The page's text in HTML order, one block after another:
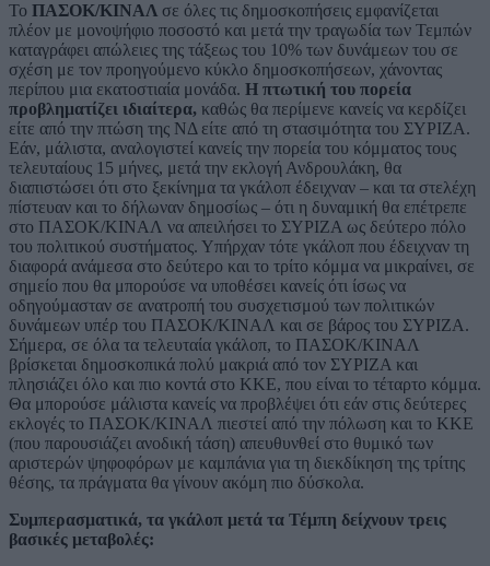
Το ΠΑΣΟΚ/ΚΙΝΑΛ σε όλες τις δημοσκοπήσεις εμφανίζεται
πλέον με μονοψήφιο ποσοστό και μετά την τραγωδία των Τεμπών
καταγράφει απώλειες της τάξεως του 10% των δυνάμεων του σε
σχέση με τον προηγούμενο κύκλο δημοσκοπήσεων, χάνοντας
περίπου μια εκατοστιαία μονάδα. Η πτωτική του πορεία
προβληματίζει ιδιαίτερα, καθώς θα περίμενε κανείς να κερδίζει
είτε από την πτώση της ΝΔ είτε από τη στασιμότητα του ΣΥΡΙΖΑ.
Εάν, μάλιστα, αναλογιστεί κανείς την πορεία του κόμματος τους
τελευταίους 15 μήνες, μετά την εκλογή Ανδρουλάκη, θα
διαπιστώσει ότι στο ξεκίνημα τα γκάλοπ έδειχναν – και τα στελέχη
πίστευαν και το δήλωναν δημοσίως – ότι η δυναμική θα επέτρεπε
στο ΠΑΣΟΚ/ΚΙΝΑΛ να απειλήσει το ΣΥΡΙΖΑ ως δεύτερο πόλο
του πολιτικού συστήματος. Υπήρχαν τότε γκάλοπ που έδειχναν τη
διαφορά ανάμεσα στο δεύτερο και το τρίτο κόμμα να μικραίνει, σε
σημείο που θα μπορούσε να υποθέσει κανείς ότι ίσως να
οδηγούμασταν σε ανατροπή του συσχετισμού των πολιτικών
δυνάμεων υπέρ του ΠΑΣΟΚ/ΚΙΝΑΛ και σε βάρος του ΣΥΡΙΖΑ.
Σήμερα, σε όλα τα τελευταία γκάλοπ, το ΠΑΣΟΚ/ΚΙΝΑΛ
βρίσκεται δημοσκοπικά πολύ μακριά από τον ΣΥΡΙΖΑ και
πλησιάζει όλο και πιο κοντά στο ΚΚΕ, που είναι το τέταρτο κόμμα.
Θα μπορούσε μάλιστα κανείς να προβλέψει ότι εάν στις δεύτερες
εκλογές το ΠΑΣΟΚ/ΚΙΝΑΛ πιεστεί από την πόλωση και το ΚΚΕ
(που παρουσιάζει ανοδική τάση) απευθυνθεί στο θυμικό των
αριστερών ψηφοφόρων με καμπάνια για τη διεκδίκηση της τρίτης
θέσης, τα πράγματα θα γίνουν ακόμη πιο δύσκολα.
Συμπερασματικά, τα γκάλοπ μετά τα Τέμπη δείχνουν τρεις
βασικές μεταβολές: